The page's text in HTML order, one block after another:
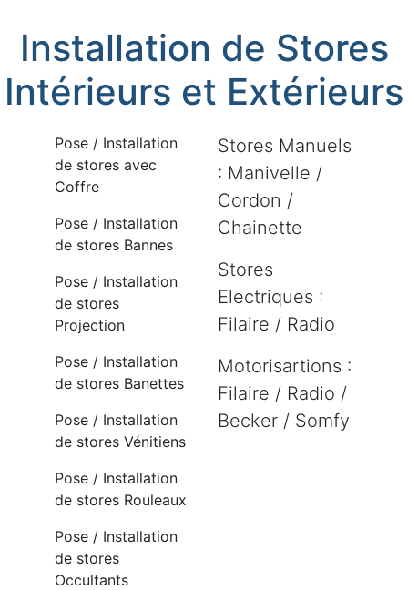
Installation de Stores
Intérieurs et Extérieurs
Pose / Installation
de stores avec
Coffre
Pose / Installation
de stores Bannes
Pose / Installation
de stores
Projection
Pose / Installation
de stores Banettes
Pose / Installation
de stores Vénitiens
Pose / Installation
de stores Rouleaux
Pose / Installation
de stores
Occultants
Stores Manuels
: Manivelle /
Cordon /
Chainette
Stores
Electriques :
Filaire / Radio
Motorisartions :
Filaire / Radio /
Becker / Somfy